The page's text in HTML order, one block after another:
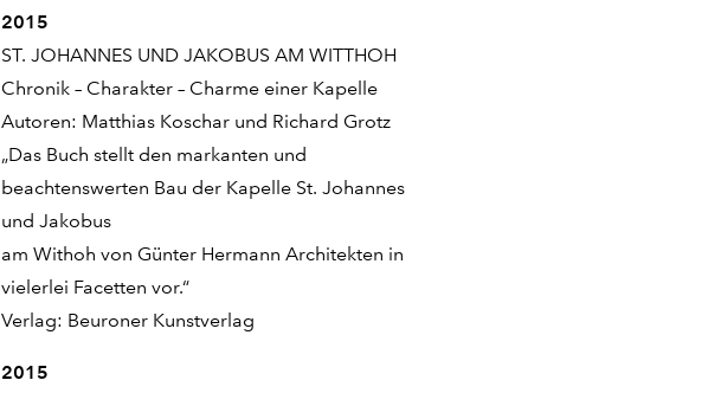
2015
ST. JOHANNES UND JAKOBUS AM WITTHOH
Chronik – Charakter – Charme einer Kapelle
Autoren: Matthias Koschar und Richard Grotz
„Das Buch stellt den markanten und
beachtenswerten Bau der Kapelle St. Johannes
und Jakobus
am Withoh von Günter Hermann Architekten in
vielerlei Facetten vor.“
Verlag: Beuroner Kunstverlag
2015